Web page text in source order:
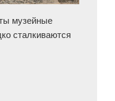
музейные
сталкиваются